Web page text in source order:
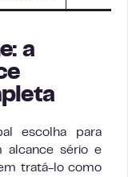
a
escolha para
alcance sério e
tratá-lo como